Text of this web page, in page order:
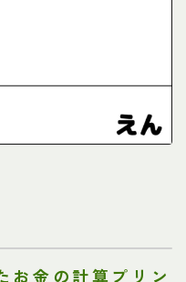
お金の計算プリン